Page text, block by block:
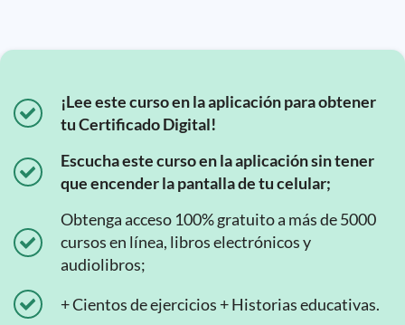
¡Lee este curso en la aplicación para obtener
tu Certificado Digital!
Escucha este curso en la aplicación sin tener
que encender la pantalla de tu celular;
Obtenga acceso 100% gratuito a más de 5000
cursos en línea, libros electrónicos y
audiolibros;
+ Cientos de ejercicios + Historias educativas.